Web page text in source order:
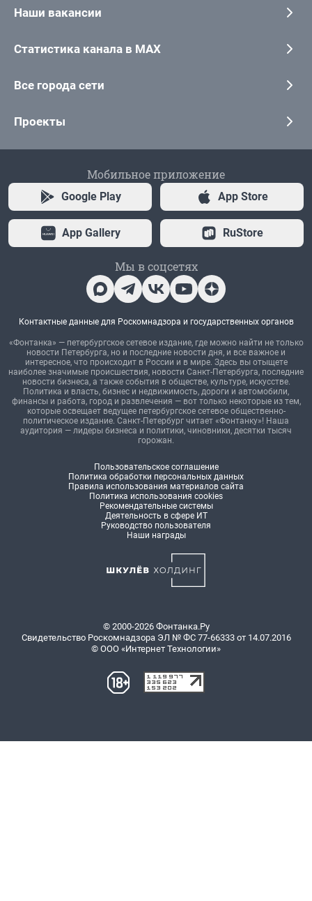
Наши вакансии
Статистика канала в MAX
Все города сети
Проекты
Мобильное приложение
Google Play App Store
App Gallery RuStore
Мы в соцсетях
Контактные данные для Роскомнадзора и государственных органов
«Фонтанка» — петербургское сетевое издание, где можно найти не только
новости Петербурга, но и последние новости дня, и все важное и
интересное, что происходит в России и в мире. Здесь вы отыщете
наиболее значимые происшествия, новости Санкт-Петербурга, последние
новости бизнеса, а также события в обществе, культуре, искусстве.
Политика и власть, бизнес и недвижимость, дороги и автомобили,
финансы и работа, город и развлечения — вот только некоторые из тем,
которые освещает ведущее петербургское сетевое общественно-
политическое издание. Санкт-Петербург читает «Фонтанку»! Наша
аудитория — лидеры бизнеса и политики, чиновники, десятки тысяч
горожан.
Пользовательское соглашение
Политика обработки персональных данных
Правила использования материалов сайта
Политика использования cookies
Рекомендательные системы
Деятельность в сфере ИТ
Руководство пользователя
Наши награды
© 2000-2026 Фонтанка.Ру
Свидетельство Роскомнадзора ЭЛ № ФС 77-66333 от 14.07.2016
© ООО «Интернет Технологии»